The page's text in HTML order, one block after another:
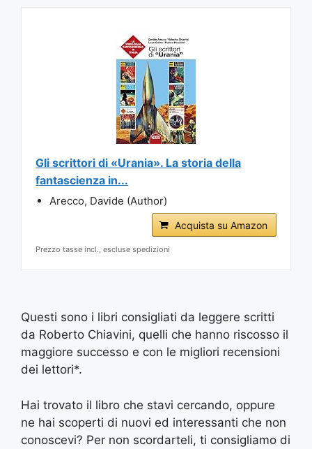
Gli scrittori di «Urania». La storia della
fantascienza in...
Arecco, Davide (Author)
Acquista su Amazon
Prezzo tasse incl., escluse spedizioni
Questi sono i libri consigliati da leggere scritti
da Roberto Chiavini, quelli che hanno riscosso il
maggiore successo e con le migliori recensioni
dei lettori*.
Hai trovato il libro che stavi cercando, oppure
ne hai scoperti di nuovi ed interessanti che non
conoscevi? Per non scordarteli, ti consigliamo di